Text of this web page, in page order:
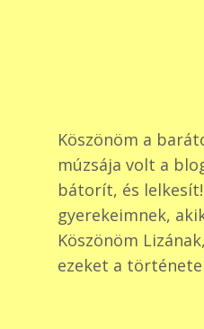
Köszönöm a
múzsája volt a
bátorít, és
gyerekeimnek,
Köszönöm
ezeket a